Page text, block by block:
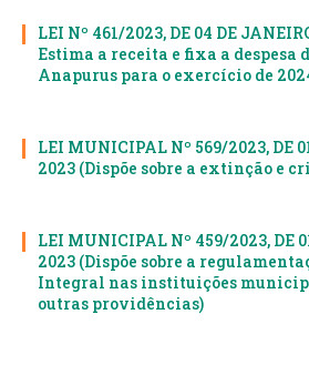
LEI Nº 461/2023, DE 04 DE
Estima a receita e fixa a despesa
Anapurus para o exercício de
LEI MUNICIPAL Nº 569/2023, DE
2023 (Dispõe sobre a extinção e
LEI MUNICIPAL Nº 459/2023, DE
2023 (Dispõe sobre a
Integral nas instituições
outras providências)